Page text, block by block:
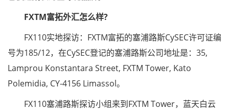
FXTM富拓外汇怎么样?
FX110实地探访：FXTM富拓的塞浦路斯CySEC许可证编
号为185/12，在CySEC登记的塞浦路斯公司地址是：35,
Lamprou Konstantara Street, FXTM Tower, Kato
Polemidia, CY-4156 Limassol。
FX110塞浦路斯探访小组来到FXTM Tower，蓝天白云